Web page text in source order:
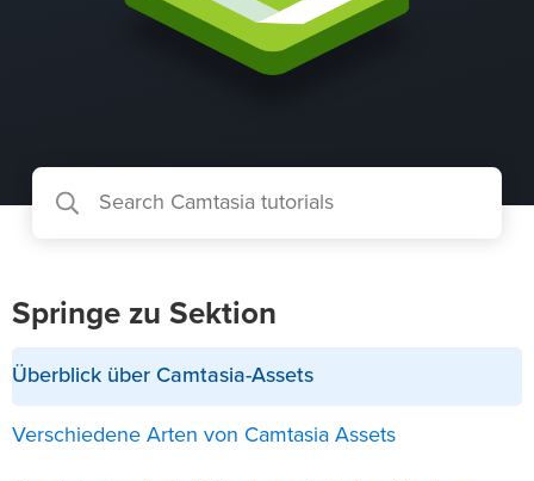
Springe zu Sektion
Überblick über Camtasia-Assets
Verschiedene Arten von Camtasia Assets